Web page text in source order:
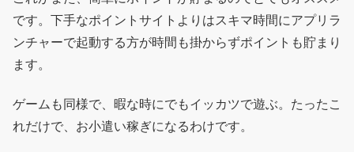
です。下手なポイントサイトよりはスキマ時間にアプリラ
ンチャーで起動する方が時間も掛からずポイントも貯まり
ます。
ゲームも同様で、暇な時にでもイッカツで遊ぶ。たったこ
れだけで、お小遣い稼ぎになるわけです。